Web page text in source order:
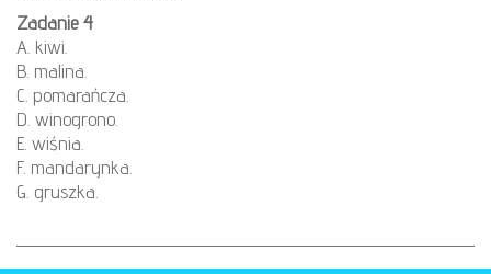
Zadanie 4
A. kiwi.
B. malina.
C. pomarańcza.
D. winogrono.
E. wiśnia.
F. mandarynka.
G. gruszka.